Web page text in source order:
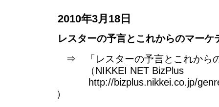
2010年3月18日
レスターの予言とこれからのマーケ
⇒ 「レスターの予言とこれから
（NIKKEI NET BizPlus
http://bizplus.nikkei.co.jp/genre/
）